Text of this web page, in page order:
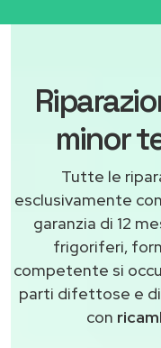
minor
Tutte le
esclusivamente
garanzia di 12
frigoriferi,
competente si
parti difettose e
con